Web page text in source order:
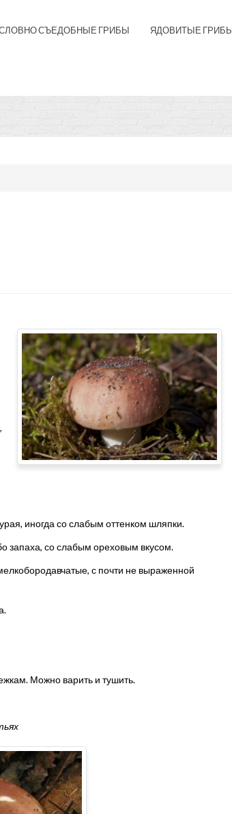
СЪЕДОБНЫЕ ГРИБЫ ЯДОВИТЫЕ ГРИБЫ
иногда со слабым оттенком шляпки.
запаха, со слабым ореховым вкусом.
с почти не выраженной
Можно варить и тушить.